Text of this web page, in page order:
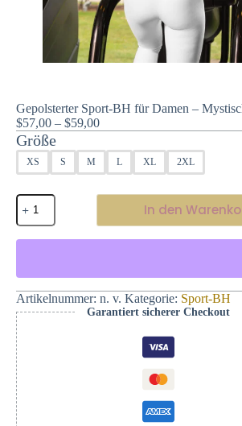
Gepolsterter Sport-BH für Damen –
$57,00 – $59,00Preisspanne:
bis
$59,00
Größe
XS S M L XL 2XL
Gepolsterter
Sport-
BH
für
Mystisches
Auge
Menge
In den
Artikelnummer: n. v. Kategorie: Sport-BH
Garantiert sicherer Checkout